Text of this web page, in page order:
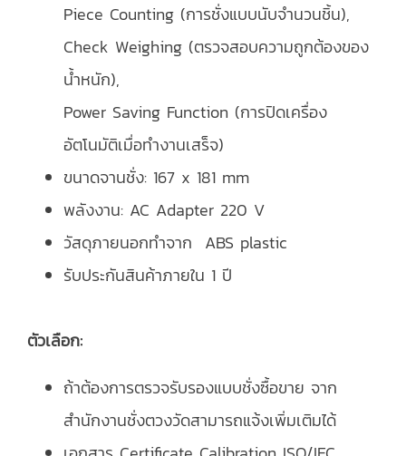
Piece Counting (การชั่งแบบนับจำนวนชิ้น),
Check Weighing (ตรวจสอบความถูกต้องของ
น้ำหนัก),
Power Saving Function (การปิดเครื่อง
อัตโนมัติเมื่อทำงานเสร็จ)
ขนาดจานชั่ง: 167 x 181 mm
พลังงาน: AC Adapter 220 V
วัสดุภายนอกทำจาก ABS plastic
รับประกันสินค้าภายใน 1 ปี
ตัวเลือก:
ถ้าต้องการตรวจรับรองแบบชั่งซื้อขาย จาก
สำนักงานชั่งตวงวัดสามารถแจ้งเพิ่มเติมได้